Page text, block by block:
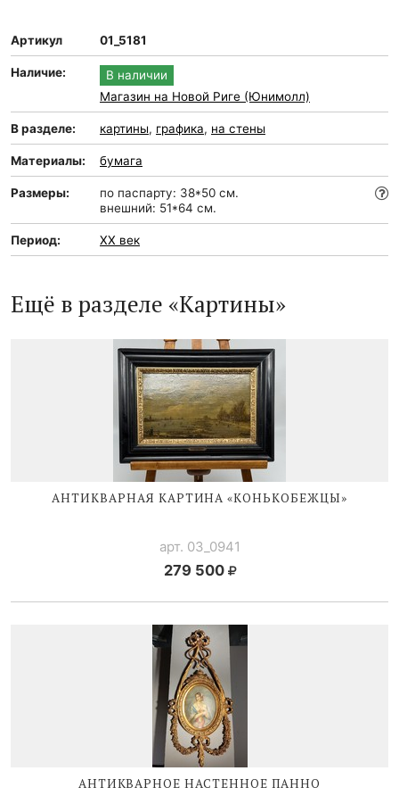
Артикул 01_5181
Наличие:
В наличии
Магазин на Новой Риге (Юнимолл)
В разделе: картины, графика, на стены
Материалы: бумага
Размеры:
по паспарту: 38*50 см.
внешний: 51*64 см.
Период: XX век
Ещё в разделе «Картины»
АНТИКВАРНАЯ КАРТИНА «КОНЬКОБЕЖЦЫ»
арт. 03_0941
279 500
АНТИКВАРНОЕ НАСТЕННОЕ ПАННО